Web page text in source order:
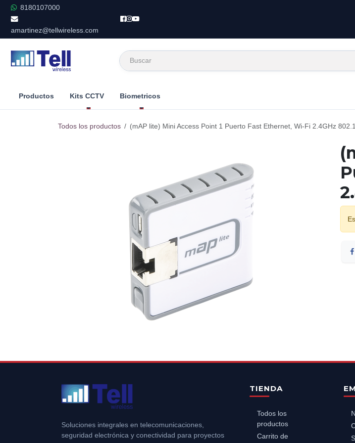
Ir al contenido
8180107000
amartinez@tellwireless.com
Productos Kits CCTV Biometricos
Todos los productos (mAP lite) Mini Access Point 1 Puerto Fast Ethernet, Wi-Fi 2.4GHz
Soluciones integrales en telecomunicaciones,
seguridad electrónica y conectividad para proyectos
TIENDA
Todos los
productos
Carrito de